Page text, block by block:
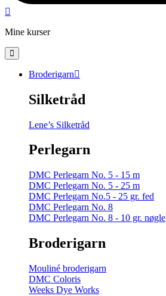
Mine kurser
Broderigarn
Silketråd
Lene’s Silketråd
Perlegarn
DMC Perlegarn No. 5 - 15 m
DMC Perlegarn No. 5 - 25 m
DMC Perlegarn No.5 - 25 gr. fed
DMC Perlegarn No. 8
DMC Perlegarn No. 8 - 10 gr. nøgle
Broderigarn
Mouliné broderigarn
DMC Coloris
Weeks Dye Works